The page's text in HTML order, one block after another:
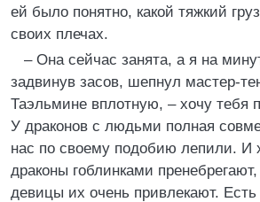
ей было понятно, какой тяжкий
своих плечах.
– Она сейчас занята, а я на
задвинув засов, шепнул мастер-
Таэльмине вплотную, – хочу тебя
У драконов с людьми полная
нас по своему подобию лепили. И
драконы гоблинками
девицы их очень привлекают.